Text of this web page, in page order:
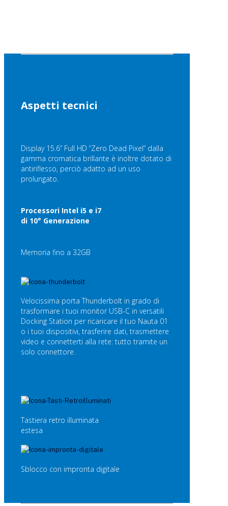
Aspetti tecnici
Display 15.6” Full HD “Zero Dead Pixel” dalla
gamma cromatica brillante è inoltre dotato di
antiriflesso, perciò adatto ad un uso
prolungato.
Processori Intel i5 e i7
di 10° Generazione
Memoria fino a 32GB
Velocissima porta Thunderbolt in grado di
trasformare i tuoi monitor USB-C in versatili
Docking Station per ricaricare il tuo Nauta 01
o i tuoi dispositivi, trasferire dati, trasmettere
video e connetterti alla rete: tutto tramite un
solo connettore.
Tastiera retro illuminata
estesa
Sblocco con impronta digitale